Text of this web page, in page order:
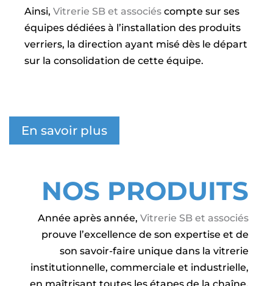
Ainsi, Vitrerie SB et associés compte sur ses
équipes dédiées à l’installation des produits
verriers, la direction ayant misé dès le départ
sur la consolidation de cette équipe.
En savoir plus
NOS PRODUITS
Année après année, Vitrerie SB et associés
prouve l’excellence de son expertise et de
son savoir-faire unique dans la vitrerie
institutionnelle, commerciale et industrielle,